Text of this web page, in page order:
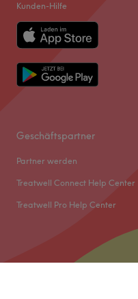
Kunden-Hilfe
Geschäftspartner
Partner werden
Treatwell Connect Help Center
Treatwell Pro Help Center